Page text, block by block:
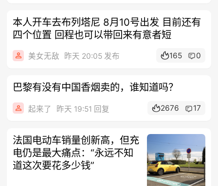
本人开车去布列塔尼 8月10号出发 目前还有
四个位置 回程也可以带回来有意者短
美女无敌 昨天 20:05 发布 165 0
巴黎有没有中国香烟卖的，谁知道吗？
起来了 昨天 19:51 回复 2676 17
法国电动车销量创新高，但充
电仍是最大痛点：“永远不知
道这次要花多少钱”